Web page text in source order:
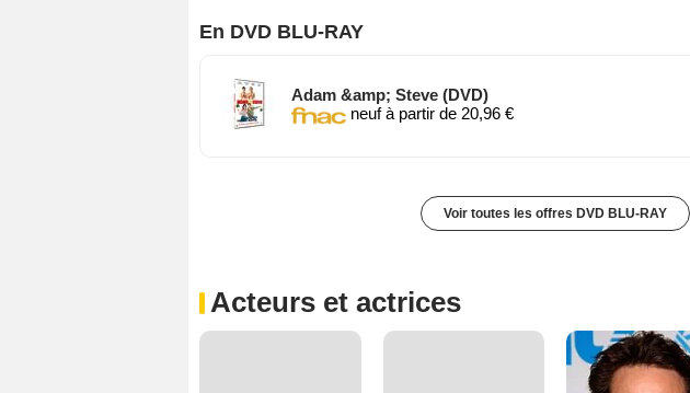
En DVD BLU-RAY
Adam &amp; Steve (DVD)
neuf à partir de 20,96 €
Voir toutes les offres DVD BLU-RAY
Acteurs et actrices